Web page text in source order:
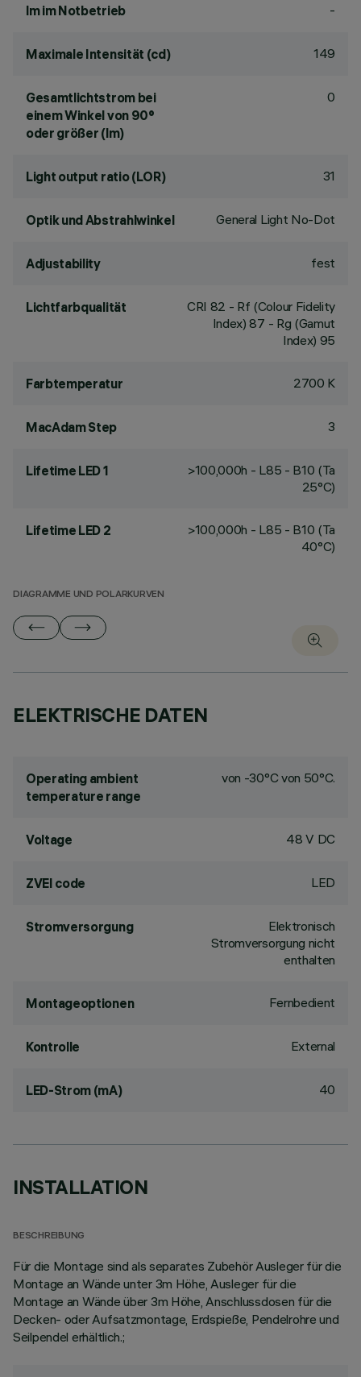
lm im Notbetrieb -
Maximale Intensität (cd) 149
Gesamtlichtstrom bei
einem Winkel von 90°
oder größer (lm)
0
Light output ratio (LOR) 31
Optik und Abstrahlwinkel General Light No-Dot
Adjustability fest
Lichtfarbqualität CRI 82 - Rf (Colour Fidelity
Index) 87 - Rg (Gamut
Index) 95
Farbtemperatur 2700 K
MacAdam Step 3
Lifetime LED 1
>100,000h - L85 - B10 (Ta
25°C)
Lifetime LED 2
>100,000h - L85 - B10 (Ta
40°C)
DIAGRAMME UND POLARKURVEN
ELEKTRISCHE DATEN
Operating ambient
temperature range
von -30°C von 50°C.
Voltage 48 V DC
ZVEI code LED
Stromversorgung
Elektronisch
Stromversorgung nicht
enthalten
Montageoptionen Fernbedient
Kontrolle External
LED-Strom (mA) 40
INSTALLATION
BESCHREIBUNG
Für die Montage sind als separates Zubehör Ausleger für die
Montage an Wände unter 3m Höhe, Ausleger für die
Montage an Wände über 3m Höhe, Anschlussdosen für die
Decken- oder Aufsatzmontage, Erdspieße, Pendelrohre und
Seilpendel erhältlich.;